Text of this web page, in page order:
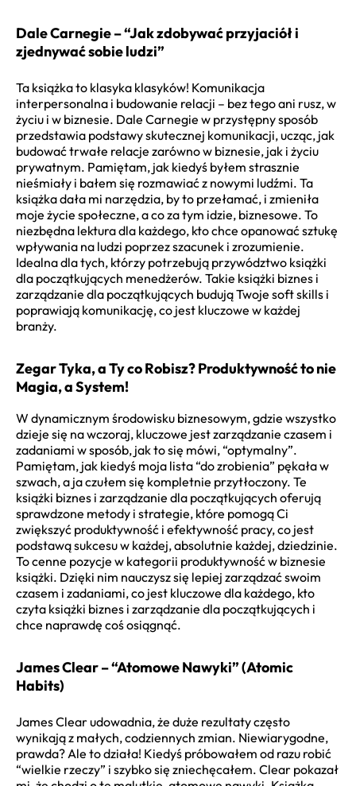
Dale Carnegie – “Jak zdobywać przyjaciół i
zjednywać sobie ludzi”
Ta książka to klasyka klasyków! Komunikacja
interpersonalna i budowanie relacji – bez tego ani rusz, w
życiu i w biznesie. Dale Carnegie w przystępny sposób
przedstawia podstawy skutecznej komunikacji, ucząc, jak
budować trwałe relacje zarówno w biznesie, jak i życiu
prywatnym. Pamiętam, jak kiedyś byłem strasznie
nieśmiały i bałem się rozmawiać z nowymi ludźmi. Ta
książka dała mi narzędzia, by to przełamać, i zmieniła
moje życie społeczne, a co za tym idzie, biznesowe. To
niezbędna lektura dla każdego, kto chce opanować sztukę
wpływania na ludzi poprzez szacunek i zrozumienie.
Idealna dla tych, którzy potrzebują przywództwo książki
dla początkujących menedżerów. Takie książki biznes i
zarządzanie dla początkujących budują Twoje soft skills i
poprawiają komunikację, co jest kluczowe w każdej
branży.
Zegar Tyka, a Ty co Robisz? Produktywność to nie
Magia, a System!
W dynamicznym środowisku biznesowym, gdzie wszystko
dzieje się na wczoraj, kluczowe jest zarządzanie czasem i
zadaniami w sposób, jak to się mówi, “optymalny”.
Pamiętam, jak kiedyś moja lista “do zrobienia” pękała w
szwach, a ja czułem się kompletnie przytłoczony. Te
książki biznes i zarządzanie dla początkujących oferują
sprawdzone metody i strategie, które pomogą Ci
zwiększyć produktywność i efektywność pracy, co jest
podstawą sukcesu w każdej, absolutnie każdej, dziedzinie.
To cenne pozycje w kategorii produktywność w biznesie
książki. Dzięki nim nauczysz się lepiej zarządzać swoim
czasem i zadaniami, co jest kluczowe dla każdego, kto
czyta książki biznes i zarządzanie dla początkujących i
chce naprawdę coś osiągnąć.
James Clear – “Atomowe Nawyki” (Atomic
Habits)
James Clear udowadnia, że duże rezultaty często
wynikają z małych, codziennych zmian. Niewiarygodne,
prawda? Ale to działa! Kiedyś próbowałem od razu robić
“wielkie rzeczy” i szybko się zniechęcałem. Clear pokazał